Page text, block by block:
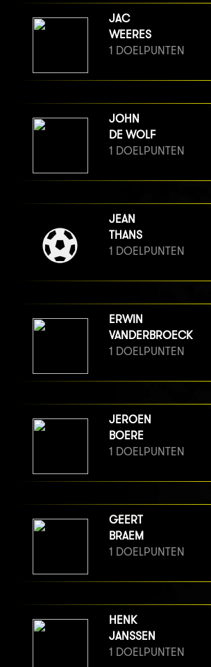
JAC
WEERES
1 DOELPUNTEN
JOHN
DE WOLF
1 DOELPUNTEN
JEAN
THANS
1 DOELPUNTEN
ERWIN
VANDERBROECK
1 DOELPUNTEN
JEROEN
BOERE
1 DOELPUNTEN
GEERT
BRAEM
1 DOELPUNTEN
HENK
JANSSEN
1 DOELPUNTEN